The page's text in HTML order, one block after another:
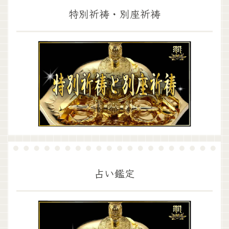
特別祈祷・別座祈祷
占い鑑定